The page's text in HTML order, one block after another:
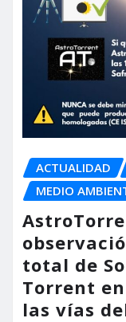
ACTUALIDAD
MEDIO
total de
Torrent
las vías